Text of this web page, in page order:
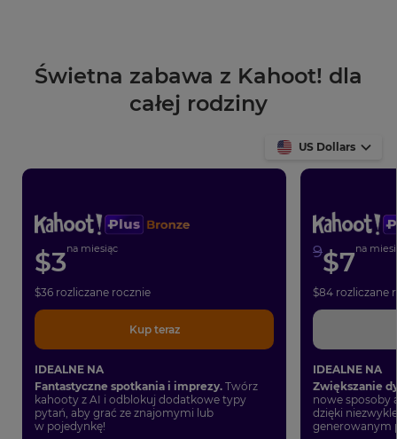
Świetna zabawa z Kahoot! dla
całej rodziny
US Dollars
$3na miesiąc
$36 rozliczane rocznie
Kup teraz
IDEALNE NA
Fantastyczne spotkania i imprezy. Twórz
kahooty z AI i odblokuj dodatkowe typy
pytań, aby grać ze znajomymi lub
w pojedynkę!
9$7na
$84 rozliczane
IDEALNE NA
Zwiększanie
nowe sposoby
dzięki
generowanym